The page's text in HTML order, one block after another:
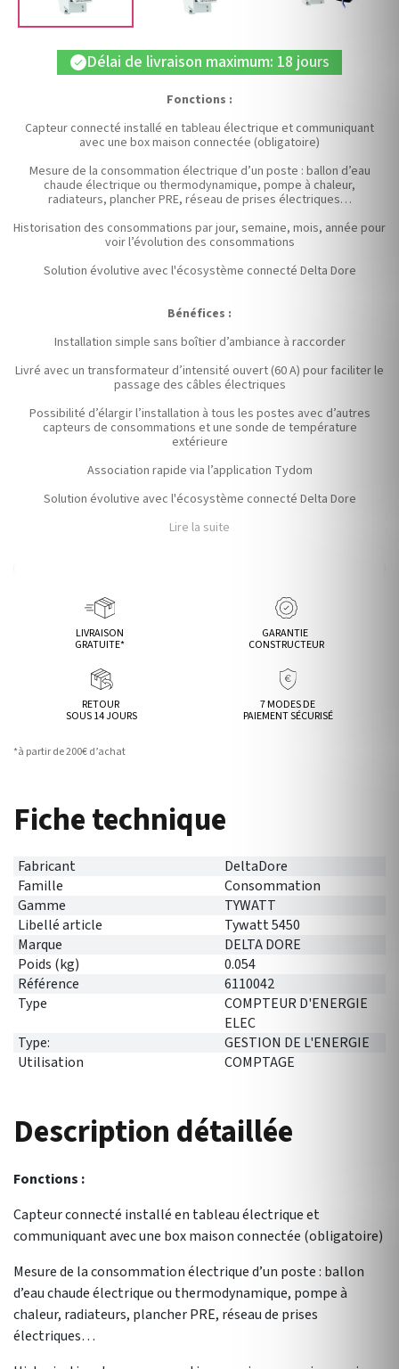
check Délai de livraison maximum: 18 jours
Fonctions :
Capteur connecté installé en tableau électrique et communiquant
avec une box maison connectée (obligatoire)
Mesure de la consommation électrique d’un poste : ballon d’eau
chaude électrique ou thermodynamique, pompe à chaleur,
radiateurs, plancher PRE, réseau de prises électriques…
Historisation des consommations par jour, semaine, mois, année pour
voir l’évolution des consommations
Solution évolutive avec l'écosystème connecté Delta Dore
Bénéfices :
Installation simple sans boîtier d’ambiance à raccorder
Livré avec un transformateur d’intensité ouvert (60 A) pour faciliter le
passage des câbles électriques
Possibilité d’élargir l’installation à tous les postes avec d’autres
capteurs de consommations et une sonde de température
extérieure
Association rapide via l’application Tydom
Solution évolutive avec l'écosystème connecté Delta Dore
Lire la suite
LIVRAISON
GRATUITE*
GARANTIE
CONSTRUCTEUR
RETOUR
SOUS 14 JOURS
7 MODES DE
PAIEMENT SÉCURISÉ
*à partir de 200€ d’achat
Fiche technique
Fabricant
DeltaDore
Famille
Consommation
Gamme
TYWATT
Libellé article
Tywatt 5450
Marque
DELTA DORE
Poids (kg)
0.054
Référence
6110042
Type
COMPTEUR D'ENERGIE
ELEC
Type:
GESTION DE L'ENERGIE
Utilisation
COMPTAGE
Description détaillée
Fonctions :
Capteur connecté installé en tableau électrique et
communiquant avec une box maison connectée (obligatoire)
Mesure de la consommation électrique d’un poste : ballon
d’eau chaude électrique ou thermodynamique, pompe à
chaleur, radiateurs, plancher PRE, réseau de prises
électriques…